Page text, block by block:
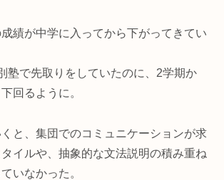
績が中学に入ってから下がってきてい
塾で先取りをしていたのに、2学期か
回るように。
と、集団でのコミュニケーションが求
イルや、抽象的な文法説明の積み重ね
いなかった。